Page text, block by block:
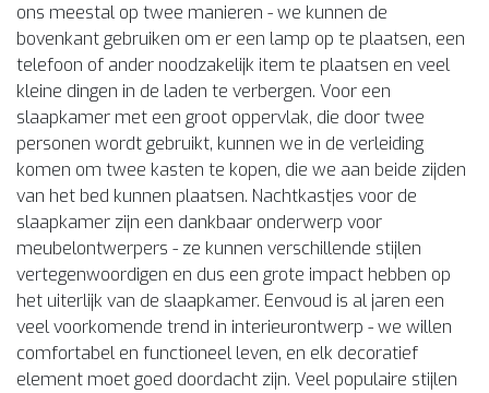
ons meestal op twee manieren - we kunnen de
bovenkant gebruiken om er een lamp op te plaatsen, een
telefoon of ander noodzakelijk item te plaatsen en veel
kleine dingen in de laden te verbergen. Voor een
slaapkamer met een groot oppervlak, die door twee
personen wordt gebruikt, kunnen we in de verleiding
komen om twee kasten te kopen, die we aan beide zijden
van het bed kunnen plaatsen. Nachtkastjes voor de
slaapkamer zijn een dankbaar onderwerp voor
meubelontwerpers - ze kunnen verschillende stijlen
vertegenwoordigen en dus een grote impact hebben op
het uiterlijk van de slaapkamer. Eenvoud is al jaren een
veel voorkomende trend in interieurontwerp - we willen
comfortabel en functioneel leven, en elk decoratief
element moet goed doordacht zijn. Veel populaire stijlen